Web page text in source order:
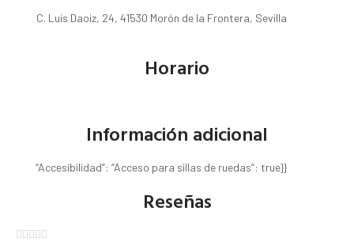
C. Luis Daoiz, 24, 41530 Morón de la Frontera, Sevilla
Horario
Información adicional
“Accesibilidad”: “Acceso para sillas de ruedas”: true}}
Reseñas
    